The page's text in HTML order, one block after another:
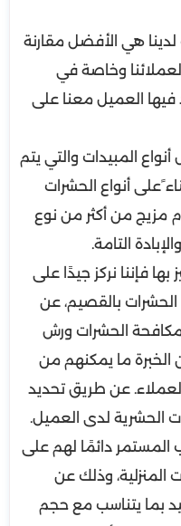
هي الأفضل مقارنة
وخاصة في
فيها العميل معنا على
المبيدات والتي يتم
ًعلى أنواع الحشرات
مزيج من أكثر من نوع
التامة.
فإننا نركز جيدًا على
بالقصيم، عن
الحشرات ورش
الخبرة ما يمكنهم من
عن طريق تحديد
الحشرية لدى العميل.
المستمر دائمًا لهم على
وذلك عن
بما يتناسب مع حجم